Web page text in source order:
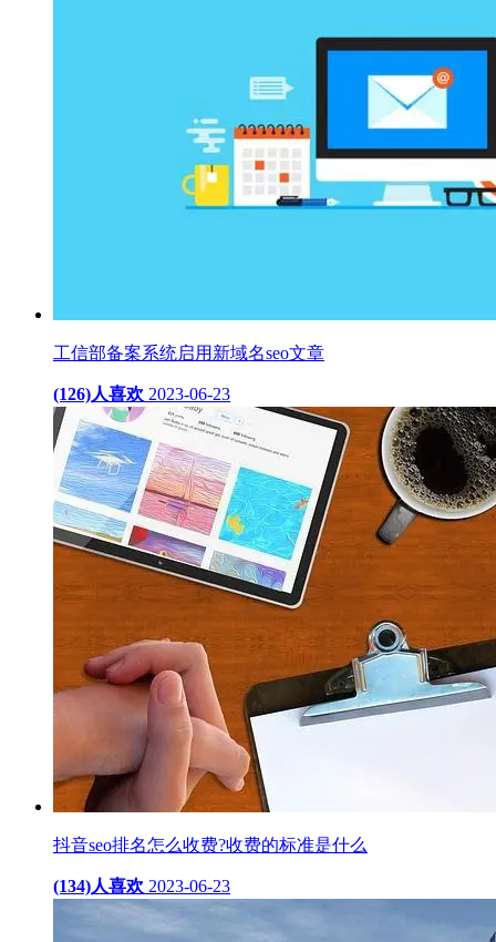
工信部备案系统启用新域名seo文章
(126)人喜欢 2023-06-23
抖音seo排名怎么收费?收费的标准是什么
(134)人喜欢 2023-06-23